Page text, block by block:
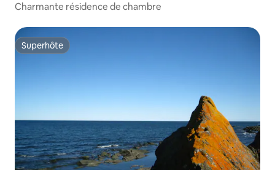
Charmante résidence de chambre
Superhôte
Superhôte